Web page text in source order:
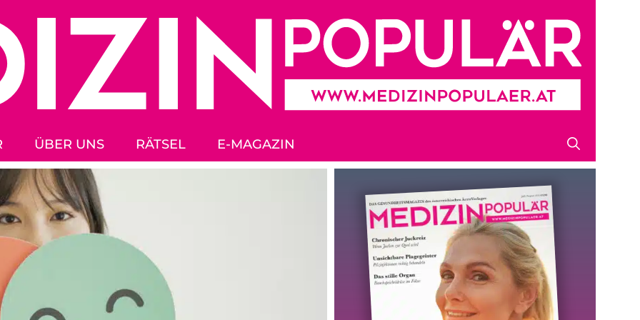
ÜBER UNS RÄTSEL E-MAGAZIN